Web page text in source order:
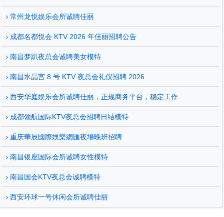
常州龙悦娱乐会所诚聘佳丽
成都名都悦会 KTV 2026 年佳丽招聘公告
南昌梦趴夜总会诚聘美女模特
南昌水晶宫 8 号 KTV 夜总会礼仪招聘 2026
西安华庭娱乐会所诚聘佳丽，正规商务平台，稳定工作
成都领航国际KTV夜总会招聘日结模特
重庆華辰國際娛樂總匯夜場晚班招聘
南昌银座国际会所诚聘女性模特
南昌国会KTV夜总会诚聘模特
西安环球一号休闲会所诚聘佳丽